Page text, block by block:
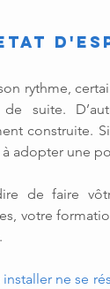
rythme,
de suite.
construite.
adopter une
dire de faire
votre
installer ne se